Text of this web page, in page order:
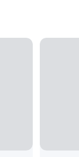
รองชนิด
กรรม